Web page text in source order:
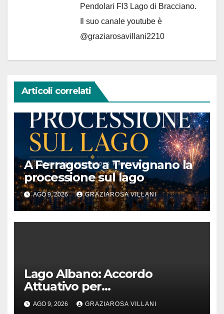
Pendolari Fl3 Lago di Bracciano.
Il suo canale youtube è
@graziarosavillani2210
Articoli correlati
A Ferragosto a Trevignano la
processione sul lago
AGO 9, 2026 GRAZIAROSA VILLANI
Lago Albano: Accordo
Attuativo per
l’interconnessione
AGO 9, 2026 GRAZIAROSA VILLANI